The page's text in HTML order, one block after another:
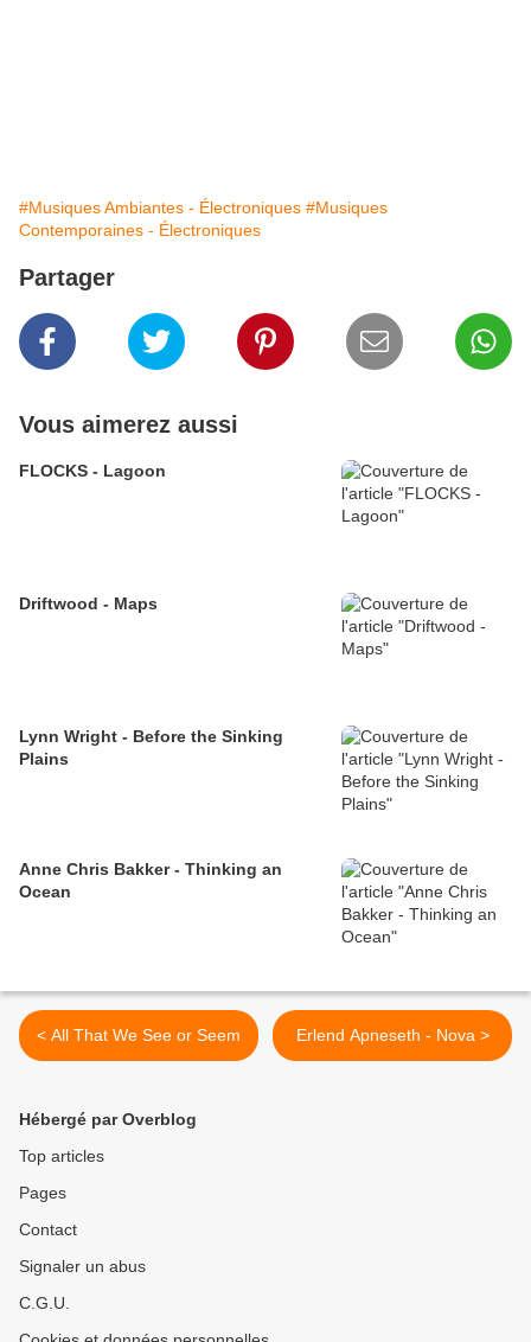
#Musiques Ambiantes - Électroniques #Musiques
Contemporaines - Électroniques
Partager
Vous aimerez aussi
FLOCKS - Lagoon
Driftwood - Maps
Lynn Wright - Before the Sinking
Plains
Anne Chris Bakker - Thinking an
Ocean
< All That We See or Seem Erlend Apneseth - Nova >
Hébergé par Overblog
Top articles
Pages
Contact
Signaler un abus
C.G.U.